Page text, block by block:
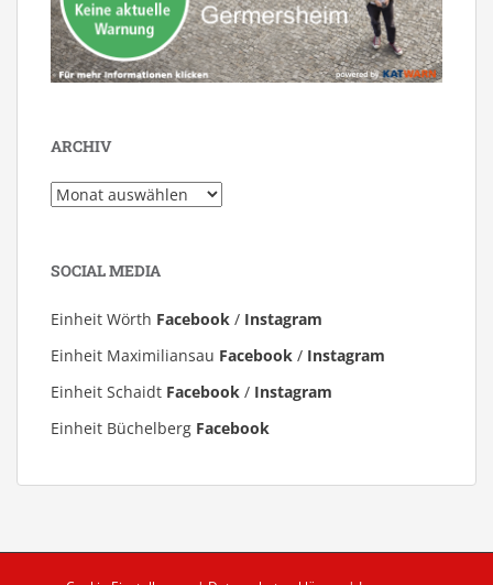
ARCHIV
Archiv
SOCIAL MEDIA
Einheit Wörth Facebook / Instagram
Einheit Maximiliansau Facebook / Instagram
Einheit Schaidt Facebook / Instagram
Einheit Büchelberg Facebook